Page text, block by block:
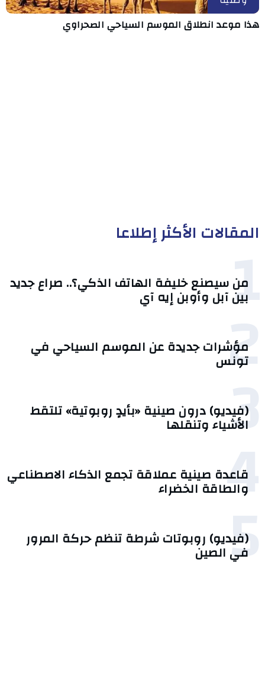
هذا موعد انطلاق الموسم السياحي الصحراوي
المقالات الأكثر إطلاعا
1
من سيصنع خليفة الهاتف الذكي؟.. صراع جديد
بين آبل وأوبن إيه آي
2
مؤشرات جديدة عن الموسم السياحي في
تونس
3
(فيديو) درون صينية «بأيدٍ روبوتية» تلتقط
الأشياء وتنقلها
4
قاعدة صينية عملاقة تجمع الذكاء الاصطناعي
والطاقة الخضراء
5
(فيديو) روبوتات شرطة تنظم حركة المرور
في الصين